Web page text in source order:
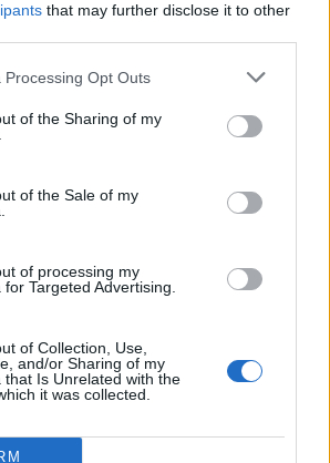
that may further disclose it to other
Processing Opt Outs
of the Sharing of my
of the Sale of my
of processing my
Targeted Advertising.
of Collection, Use,
and/or Sharing of my
that Is Unrelated with the
it was collected.
nestrpnosti. Komentarji z žaljivimi,
ali nezakonitimi vsebinami